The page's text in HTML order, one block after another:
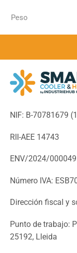
Peso
NIF: B-70781679 (
RII-AEE 14743
ENV/2024/
Número IVA:
Dirección fiscal y
Punto de trabajo:
25192, Lleida